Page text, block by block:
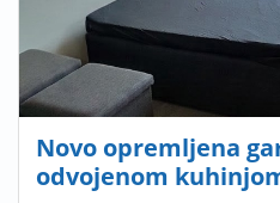
Novo opremljena
odvojenom